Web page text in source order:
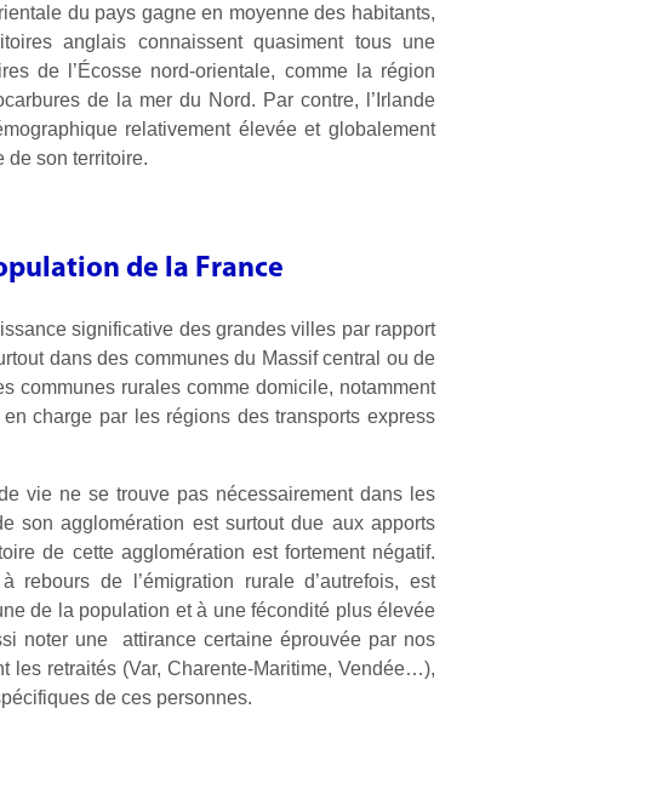
du pays gagne en moyenne des habitants,
anglais connaissent quasiment tous une
de l’Écosse nord-orientale, comme la région
de la mer du Nord. Par contre, l’Irlande
relativement élevée et globalement
de son territoire.
de la France
significative des grandes villes par rapport
dans des communes du Massif central ou de
communes rurales comme domicile, notamment
charge par les régions des transports express
vie ne se trouve pas nécessairement dans les
son agglomération est surtout due aux apports
de cette agglomération est fortement négatif.
rebours de l’émigration rurale d’autrefois, est
de la population et à une fécondité plus élevée
noter une attirance certaine éprouvée par nos
les retraités (Var, Charente-Maritime, Vendée…),
de ces personnes.